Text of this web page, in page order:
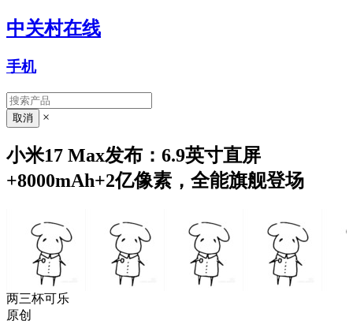
中关村在线
手机
×
小米17 Max发布：6.9英寸直屏
+8000mAh+2亿像素，全能旗舰登场
两三杯可乐
原创